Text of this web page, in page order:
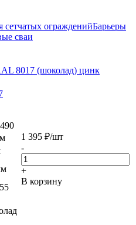
огражденийБарьеры
сваи
8017 (шоколад) цинк
1 395 ₽/шт
-
+
В корзину